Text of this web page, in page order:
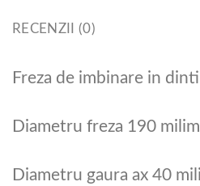
RECENZII (0)
Freza de imbinare in
Diametru freza 190
Diametru gaura ax 40